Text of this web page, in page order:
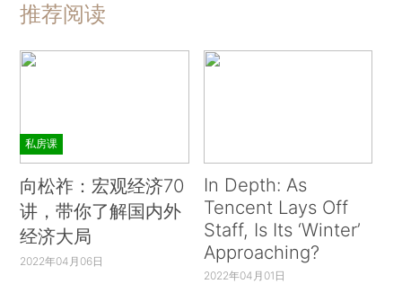
推荐阅读
私房课
向松祚：宏观经济70
讲，带你了解国内外
经济大局
2022年04月06日
In Depth: As
Tencent Lays Off
Staff, Is Its ‘Winter’
Approaching?
2022年04月01日